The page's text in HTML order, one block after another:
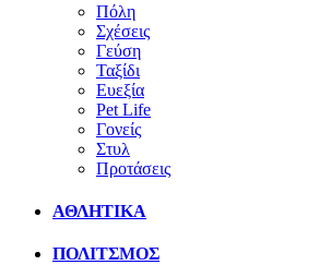
Πόλη
Σχέσεις
Γεύση
Ταξίδι
Ευεξία
Pet Life
Γονείς
Στυλ
Προτάσεις
ΑΘΛΗΤΙΚΑ
ΠΟΛΙΤΣΜΟΣ